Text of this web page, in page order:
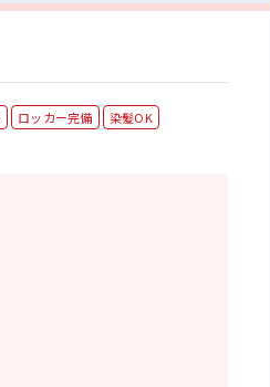
ロッカー完備
染髪OK